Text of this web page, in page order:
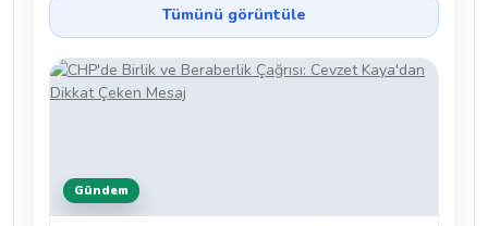
Tümünü görüntüle
Gündem